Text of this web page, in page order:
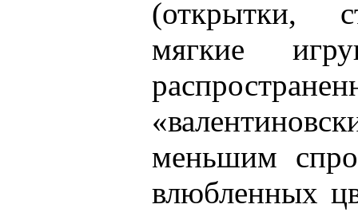
(открытки,
мягкие
меньшим
влюбленных